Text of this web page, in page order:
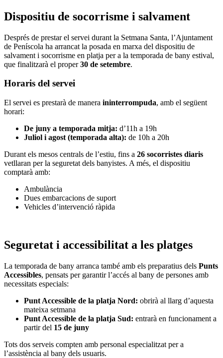
Dispositiu de socorrisme i salvament
Després de prestar el servei durant la Setmana Santa, l’Ajuntament
de Peníscola ha arrancat la posada en marxa del dispositiu de
salvament i socorrisme en platja per a la temporada de bany estival,
que finalitzarà el proper30 de setembre.
Horaris del servei
El servei es prestarà de manera ininterrompuda, amb el següent
horari:
De juny a temporada mitja: d’11h a 19h
Juliol i agost (temporada alta): de 10h a 20h
Durant els mesos centrals de l’estiu, fins a 26 socorristes diaris
vetllaran per la seguretat dels banyistes. A més, el dispositiu
comptarà amb:
Ambulància
Dues embarcacions de suport
Vehicles d’intervenció ràpida
Seguretat i accessibilitat a les platges
La temporada de bany arranca també amb els preparatius dels Punts
Accessibles, pensats per garantir l’accés al bany de persones amb
necessitats especials:
Punt Accessible de la platja Nord: obrirà al llarg d’aquesta
mateixa setmana
Punt Accessible de la platja Sud: entrarà en funcionament a
partir del 15 de juny
Tots dos serveis compten amb personal especialitzat per a
l’assistència al bany dels usuaris.